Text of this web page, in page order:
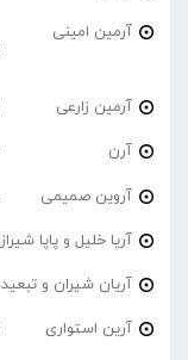
آرمین امینی
آرمین زارعی
آرن
آروین صمیمی
آریا خلیل و پاپا شیراز
آریان شیران و تبعید
آرین استواری